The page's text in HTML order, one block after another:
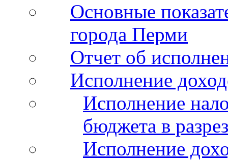
Основные
города Перми
Отчет об
Исполнение
Исполнение
бюджета в
Исполнение